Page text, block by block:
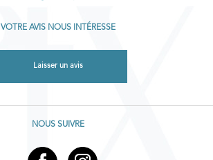
VOTRE AVIS NOUS INTÉRESSE
Laisser un avis
NOUS SUIVRE